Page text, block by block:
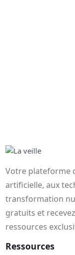
Votre plateforme
artificielle, aux
transformation
gratuits et
ressources
Ressources